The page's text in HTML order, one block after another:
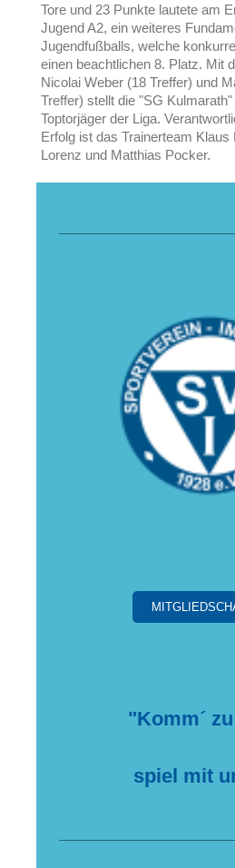
Tore und 23 Punkte lautete am
Jugend A2, ein weiteres
Jugendfußballs, welche
einen beachtlichen 8. Platz. Mit
Nicolai Weber (18 Treffer) und
Treffer) stellt die "SG
Toptorjäger der Liga.
Erfolg ist das Trainerteam Klaus
Lorenz und Matthias Pocker.
"Komm´
spiel mit